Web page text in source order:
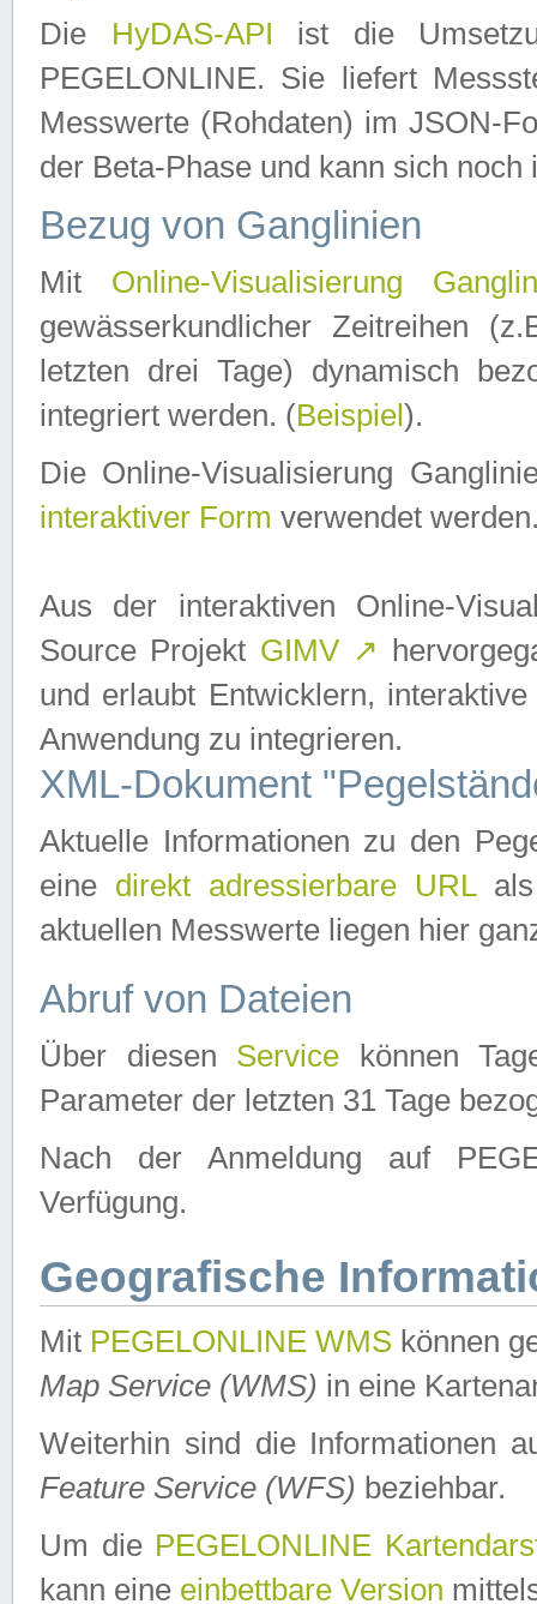
Die HyDAS-API ist die
PEGELONLINE. Sie liefert
Messwerte (Rohdaten) im JSON-
der Beta-Phase und kann sich noch
Bezug von Ganglinien
Mit Online-Visualisierung
gewässerkundlicher Zeitreihen
letzten drei Tage) dynamisch
integriert werden. (Beispiel ).
Die Online-Visualisierung
interaktiver Form verwendet
Aus der interaktiven Online-
Source Projekt GIMV ↗
und erlaubt Entwicklern,
Anwendung zu integrieren.
XML-Dokument
Aktuelle Informationen zu den
eine direkt adressierbare URLals
aktuellen Messwerte liegen hier
Abruf von Dateien
Über diesen Service können
Parameter der letzten 31 Tage
Nach der Anmeldung auf
Verfügung.
Geografische
Mit PEGELONLINE WMS können
Map Service (WMS) in eine
Weiterhin sind die Informationen
Feature Service (WFS) beziehbar.
Um die PEGELONLINE
kann eine einbettbare Version